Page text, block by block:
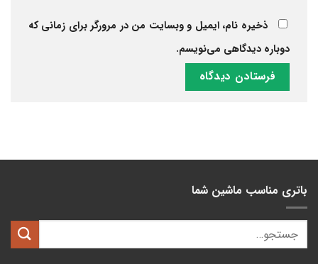
ذخیره نام، ایمیل و وبسایت من در مرورگر برای زمانی که
دوباره دیدگاهی می‌نویسم.
باتری مناسب ماشین شما